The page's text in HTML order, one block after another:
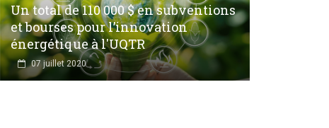
Un total de 110 000 $ en subventions
et bourses pour l’innovation
énergétique à l'UQTR
07 juillet 2020